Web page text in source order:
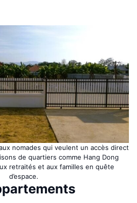
nomades qui veulent un accès direct
de quartiers comme Hang Dong
retraités et aux familles en quête
d’espace.